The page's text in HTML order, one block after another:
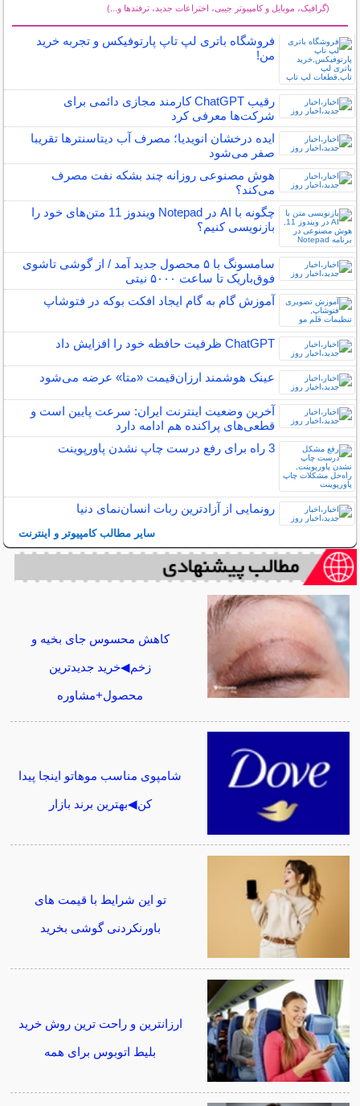
(گرافیک، موبایل و کامپیوتر جیبی، اختراعات جدید، ترفندها و...)
فروشگاه باتری لپ تاپ پارتوفیکس و تجربه خرید
من!
رقیب ChatGPT کارمند مجازی دائمی برای
شرکت‌ها معرفی کرد
ایده درخشان انویدیا؛ مصرف آب دیتاسنترها تقریبا
صفر می‌شود
هوش مصنوعی روزانه چند بشکه نفت مصرف
می‌کند؟
چگونه با AI در Notepad ویندوز 11 متن‌های خود را
بازنویسی کنیم؟
سامسونگ با ۵ محصول جدید آمد / از گوشی تاشوی
فوق‌باریک تا ساعت ۵۰۰۰ نیتی
آموزش گام به گام ایجاد افکت بوکه در فتوشاپ
ChatGPT ظرفیت حافظه خود را افزایش داد
عینک هوشمند ارزان‌قیمت «متا» عرضه می‌شود
آخرین وضعیت اینترنت ایران: سرعت پایین است و
قطعی‌های پراکنده هم ادامه دارد
3 راه برای رفع درست چاپ نشدن پاورپوینت
رونمایی از آزادترین ربات انسان‌نمای دنیا
سایر مطالب کامپیوتر و اینترنت
کاهش محسوس جای بخیه و
زخم◀خرید جدیدترین
محصول+مشاوره
شامپوی مناسب موهاتو اینجا پیدا
کن◀بهترین برند بازار
تو این شرایط با قیمت های
باورنکردنی گوشی بخرید
ارزانترین و راحت ترین روش خرید
بلیط اتوبوس برای همه